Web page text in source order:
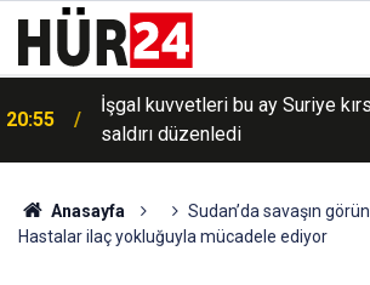
20:55
İşgal kuvvetleri bu ay Suriye
saldırı düzenledi
Anasayfa
Sudan’da savaşın
Hastalar ilaç yokluğuyla mücadele ediyor